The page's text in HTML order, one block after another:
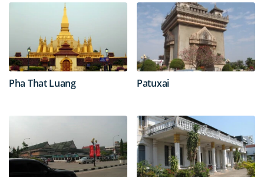
Pha That Luang Patuxai